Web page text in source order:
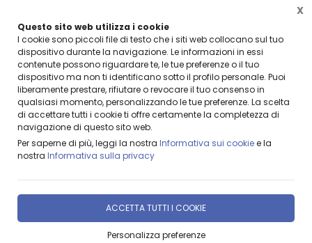
Questo sito web utilizza i cookie
I cookie sono piccoli file di testo che i siti web collocano sul tuo
dispositivo durante la navigazione. Le informazioni in essi
contenute possono riguardare te, le tue preferenze o il tuo
dispositivo ma non ti identificano sotto il profilo personale. Puoi
liberamente prestare, rifiutare o revocare il tuo consenso in
qualsiasi momento, personalizzando le tue preferenze. La scelta
di accettare tutti i cookie ti offre certamente la completezza di
navigazione di questo sito web.
Per saperne di più, leggi la nostra Informativa sui cookiee la
nostra Informativa sulla privacy
ACCETTA TUTTI I COOKIE
Personalizza preferenze
X
BENVENUTI DA LEANZA GROUP
Home Prodotti & Servizi PRODOTTI FESTOPOLIS
Playground E Accessori Per Parchi Giochi,
Ludoteche E Centri Giochi.